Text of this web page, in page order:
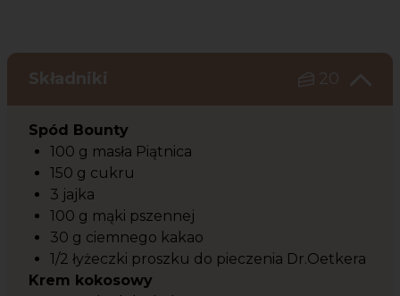
Składniki 20
Spód Bounty
100 g masła Piątnica
150 g cukru
3 jajka
100 g mąki pszennej
30 g ciemnego kakao
1/2 łyżeczki proszku do pieczenia Dr.Oetkera
Krem kokosowy